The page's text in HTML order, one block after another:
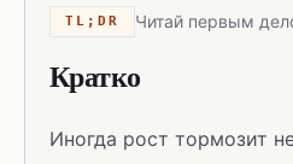
TL;DR Читай первым
Кратко
Иногда рост тормозит